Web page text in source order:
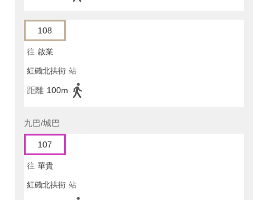
108
往 啟業
紅磡北拱街 站
距離 100m
九巴/城巴
107
往 華貴
紅磡北拱街 站